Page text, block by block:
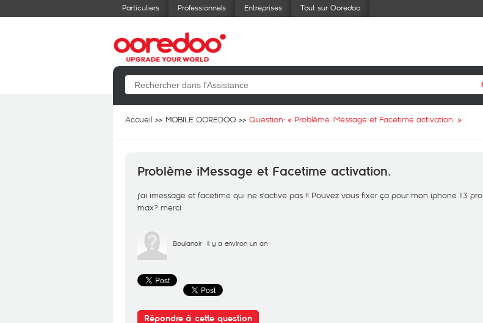
Particuliers Professionnels Entreprises Tout sur Ooredoo
Accueil MOBILE OOREDOO Question: « Problème iMessage et Facetime activation. »
Problème iMessage et Facetime activation.
j'ai imessage et facetime qui ne s'active pas !! Pouvez vous fixer ça pour mon iphone 13 pro
max? merci
Boulanoir il y a environ un an
Répondre à cette question